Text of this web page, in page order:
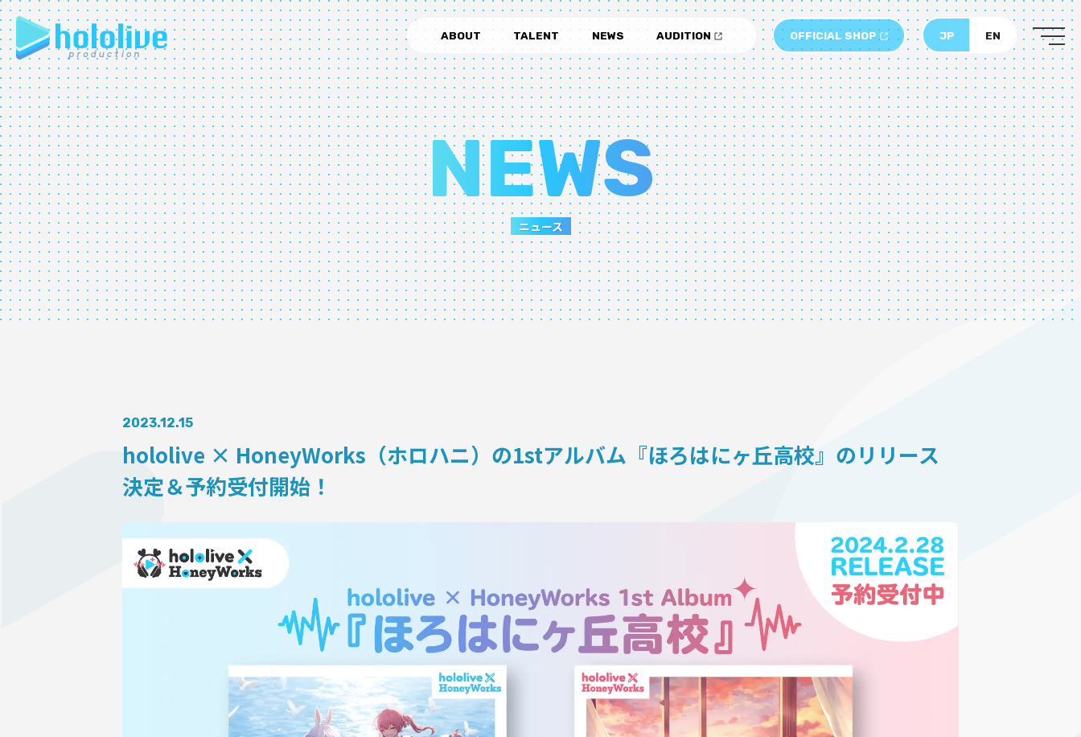
ABOUT TALENT NEWS AUDITION OFFICIAL SHOP EN
JP
EN
JP
ABOUT
TALENT
NEWS
COLLABORATION
SUPPORT ADVERTISING
OFFICIAL SHOP
HOLODULE
サポーターガイドライン
NEWS
ニュース
2023.12.15
hololive × HoneyWorks（ホロハニ）の1stアルバム『ほろはにヶ丘高校』のリリース
決定＆予約受付開始！